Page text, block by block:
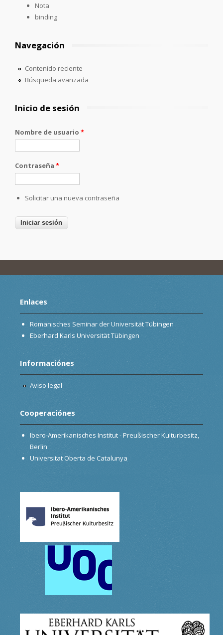
Nota
binding
Navegación
Contenido reciente
Búsqueda avanzada
Inicio de sesión
Nombre de usuario *
Contraseña *
Solicitar una nueva contraseña
Enlaces
Romanisches Seminar der Universität Tübingen
Eberhard Karls Universität Tübingen
Informaciónes
Aviso legal
Cooperaciónes
Ibero-Amerikanisches Institut - Preußischer Kulturbesitz,
Berlin
Universitat Oberta de Catalunya